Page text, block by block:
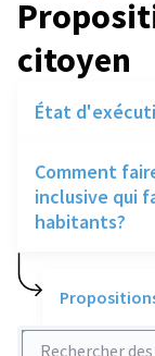
citoyen
État
Comment
inclusive qui
habitants?
Rechercher des